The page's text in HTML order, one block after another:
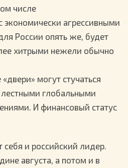
числе
экономически агрессивными
России опять же, будет
хитрыми нежели обычно
могут стучаться
глобальными
И финансовый статус
себя и российский лидер.
августа, а потом и в